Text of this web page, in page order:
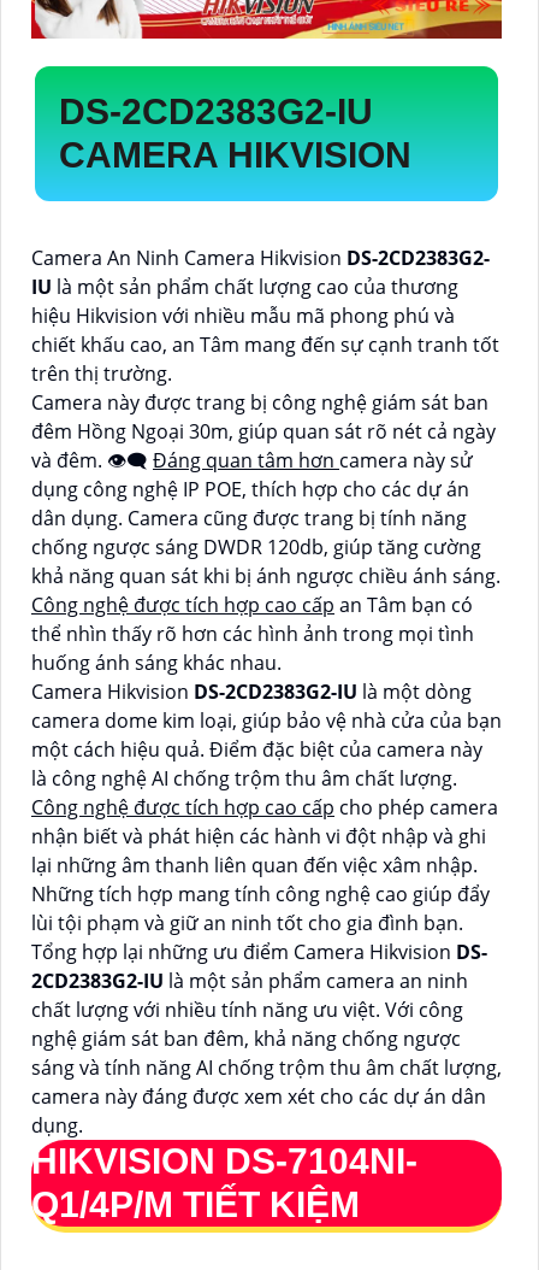
DS-2CD2383G2-IU
CAMERA HIKVISION
Camera An Ninh Camera Hikvision DS-2CD2383G2-
IU là một sản phẩm chất lượng cao của thương
hiệu Hikvision với nhiều mẫu mã phong phú và
chiết khấu cao, an Tâm mang đến sự cạnh tranh tốt
trên thị trường.
Camera này được trang bị công nghệ giám sát ban
đêm Hồng Ngoại 30m, giúp quan sát rõ nét cả ngày
và đêm. 👁️‍🗨 Đáng quan tâm hơn camera này sử
dụng công nghệ IP POE, thích hợp cho các dự án
dân dụng. Camera cũng được trang bị tính năng
chống ngược sáng DWDR 120db, giúp tăng cường
khả năng quan sát khi bị ánh ngược chiều ánh sáng.
Công nghệ được tích hợp cao cấp an Tâm bạn có
thể nhìn thấy rõ hơn các hình ảnh trong mọi tình
huống ánh sáng khác nhau.
Camera Hikvision DS-2CD2383G2-IU là một dòng
camera dome kim loại, giúp bảo vệ nhà cửa của bạn
một cách hiệu quả. Điểm đặc biệt của camera này
là công nghệ AI chống trộm thu âm chất lượng.
Công nghệ được tích hợp cao cấp cho phép camera
nhận biết và phát hiện các hành vi đột nhập và ghi
lại những âm thanh liên quan đến việc xâm nhập.
Những tích hợp mang tính công nghệ cao giúp đẩy
lùi tội phạm và giữ an ninh tốt cho gia đình bạn.
Tổng hợp lại những ưu điểm Camera Hikvision DS-
2CD2383G2-IU là một sản phẩm camera an ninh
chất lượng với nhiều tính năng ưu việt. Với công
nghệ giám sát ban đêm, khả năng chống ngược
sáng và tính năng AI chống trộm thu âm chất lượng,
camera này đáng được xem xét cho các dự án dân
dụng.
HIKVISION DS-7104NI-
Q1/4P/M TIẾT KIỆM